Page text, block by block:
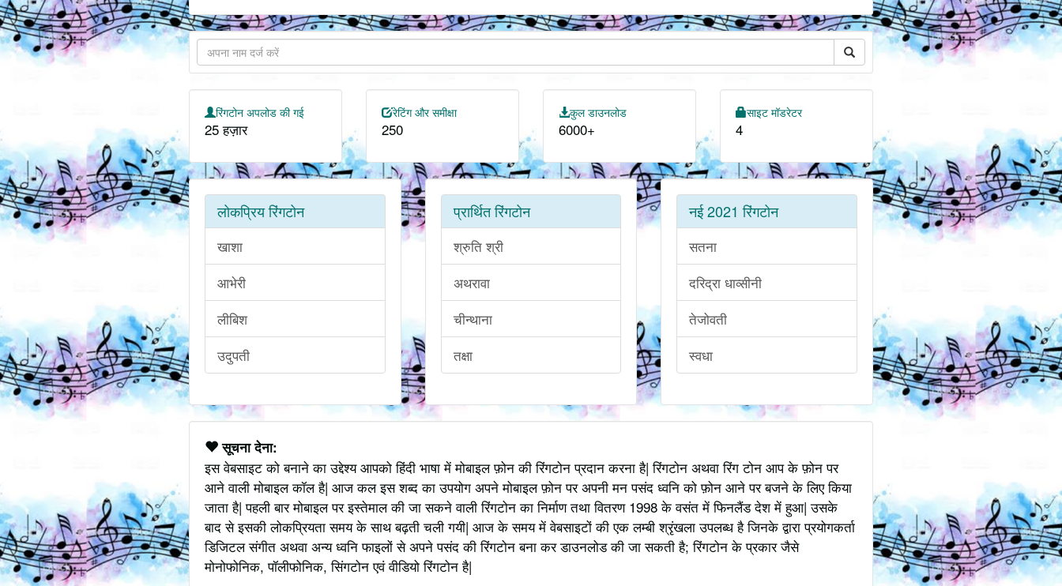
रिंगटोन अपलोड की गई
25 हज़ार
रेटिंग और समीक्षा
250
कुल डाउनलोड
6000+
साइट मॉडरेटर
4
लोकप्रिय रिंगटोन
खाशा
आभेरी
लीबिश
उदुपती
प्रार्थित रिंगटोन
श्रुति श्री
अथरावा
चीन्थाना
तक्षा
नई 2021 रिंगटोन
सतना
दरिद्रा धाव्सीनी
तेजोवती
स्वधा
सूचना देना:
इस वेबसाइट को बनाने का उद्देश्य आपको हिंदी भाषा में मोबाइल फ़ोन की रिंगटोन प्रदान करना है| रिंगटोन अथवा रिंग टोन आप के फ़ोन पर
आने वाली मोबाइल कॉल है| आज कल इस शब्द का उपयोग अपने मोबाइल फ़ोन पर अपनी मन पसंद ध्वनि को फ़ोन आने पर बजने के लिए किया
जाता है| पहली बार मोबाइल पर इस्तेमाल की जा सकने वाली रिंगटोन का निर्माण तथा वितरण 1998 के वसंत में फिनलैंड देश में हुआ| उसके
बाद से इसकी लोकप्रियता समय के साथ बढ़ती चली गयी| आज के समय में वेबसाइटों की एक लम्बी श्रृंखला उपलब्ध है जिनके द्वारा प्रयोगकर्ता
डिजिटल संगीत अथवा अन्य ध्वनि फाइलों से अपने पसंद की रिंगटोन बना कर डाउनलोड की जा सकती है; रिंगटोन के प्रकार जैसे
मोनोफोनिक, पॉलीफोनिक, सिंगटोन एवं वीडियो रिंगटोन है|